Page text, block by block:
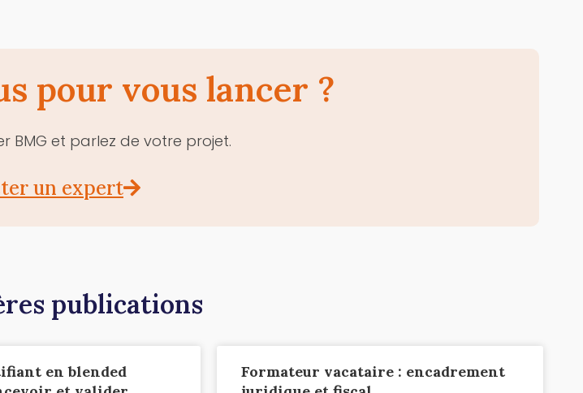
pour vous lancer ?
BMG et parlez de votre projet.
un expert
publications
en blended
Formateur vacataire : encadrement